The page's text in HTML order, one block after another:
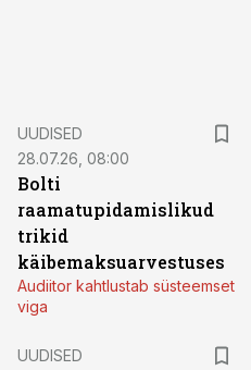
UUDISED
28.07.26, 08:00
Bolti
raamatupidamislikud
trikid
käibemaksuarvestuses
Audiitor kahtlustab süsteemset
viga
UUDISED